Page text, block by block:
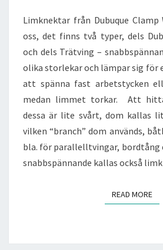
Limknektar från Dubuque
oss, det finns två typer, dels
och dels Trätving –
olika storlekar och lämpar sig för
att spänna fast arbetstycken
medan limmet torkar. Att
dessa är lite svårt, dom kallas
vilken “branch” dom används,
bla. för parallelltvingar, bordtång
snabbspännande kallas också
READ MORE